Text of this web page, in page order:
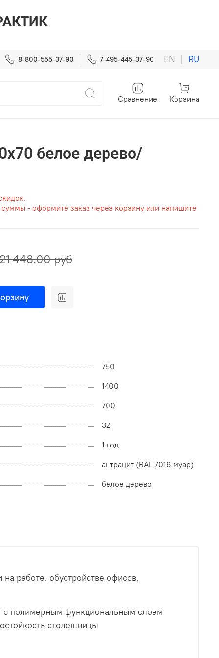
8-800-555-37-90 7-495-445-37-90 EN RU
Сравнение Корзина
белое дерево/
21 448.00 руб
суммы - оформите заказ через корзину или напишите
750
1400
700
32
1 год
антрацит (RAL 7016 муар)
белое дерево
работе, обустройстве офисов,
с полимерным функциональным слоем
столешницы